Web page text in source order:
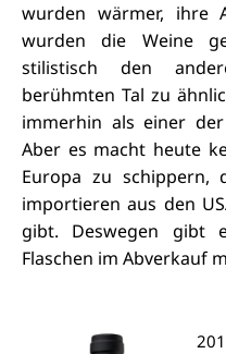
wurden wärmer, ihre
wurden die Weine
stilistisch den
berühmten Tal zu
immerhin als einer
Aber es macht heute
Europa zu
importieren aus den
gibt. Deswegen gibt
Flaschen im Abverkauf